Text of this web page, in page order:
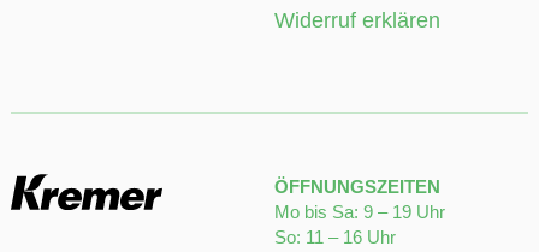
Widerruf erklären
ÖFFNUNGSZEITEN
Mo bis Sa: 9 – 19 Uhr
So: 11 – 16 Uhr